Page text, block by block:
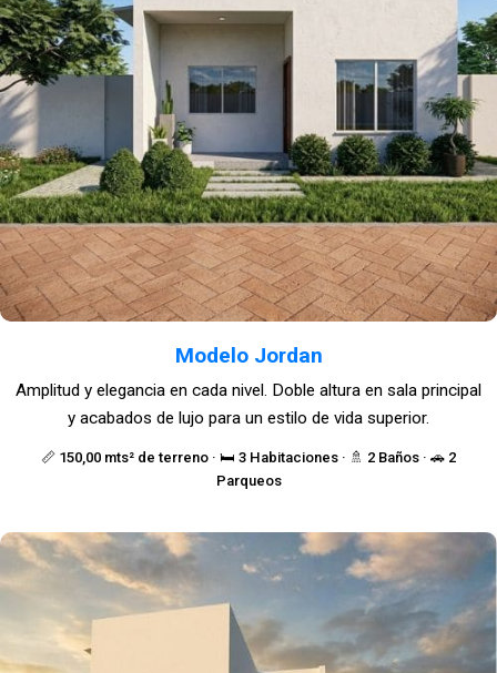
Modelo Jordan
📏 150,00 mts² de terreno · 🛏️ 3 Habitaciones · 🚿 2 Baños · 🚗 2
Parqueos
Amplitud y elegancia en cada nivel. Doble altura en sala principal
y acabados de lujo para un estilo de vida superior.